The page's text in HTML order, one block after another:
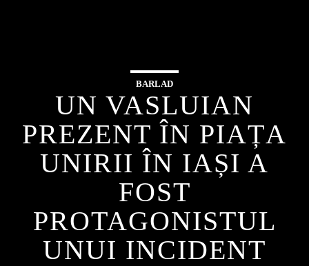
BARLAD
UN VASLUIAN
PREZENT ÎN PIAȚA
UNIRII ÎN IAȘI A
FOST
PROTAGONISTUL
UNUI INCIDENT